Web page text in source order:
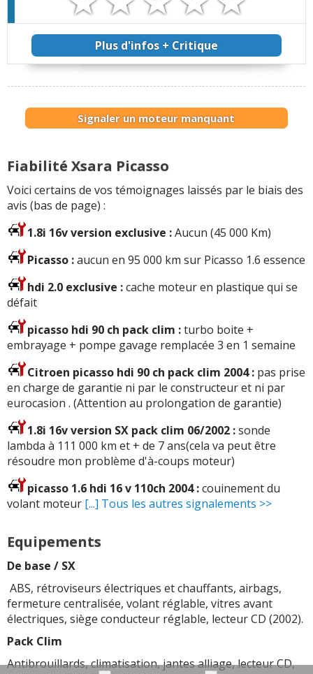
Plus d'infos + Critique
Signaler un moteur manquant
Fiabilité Xsara Picasso
Voici certains de vos témoignages laissés par le biais des
avis (bas de page) :
1.8i 16v version exclusive :Aucun (45 000 Km)
Picasso :aucun en 95 000 km sur Picasso 1.6 essence
hdi 2.0 exclusive :cache moteur en plastique qui se
défait
picasso hdi 90 ch pack clim :turbo boite +
embrayage + pompe gavage remplacée 3 en 1 semaine
Citroen picasso hdi 90 ch pack clim 2004 : pas prise
en charge de garantie ni par le constructeur et ni par
eurocasion . (Attention au prolongation de garantie)
1.8i 16v version SX pack clim 06/2002 :sonde
lambda à 111 000 km et + de 7 ans(cela va peut être
résoudre mon problème d'à-coups moteur)
picasso 1.6 hdi 16 v 110ch 2004 :couinement du
volant moteur [...] Tous les autres signalements >>
Equipements
De base / SX
ABS, rétroviseurs électriques et chauffants, airbags,
fermeture centralisée, volant réglable, vitres avant
électriques, siège conducteur réglable, lecteur CD (2002).
Pack Clim
Antibrouillards, climatisation, jantes alliage, lecteur CD,